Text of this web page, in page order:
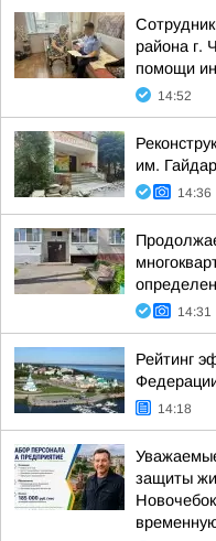
района г.
помощи
14:52
им.
14:36
14:31
Рейтинг
14:18
защиты